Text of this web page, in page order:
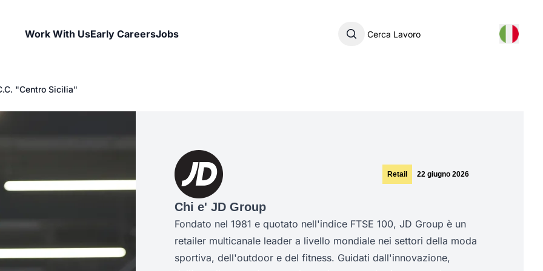
Work With UsEarly CareersJobs Cerca Lavoro
"Centro Sicilia"
Retail 22 giugno 2026
Chi e' JD Group
Fondato nel 1981 e quotato nell'indice FTSE 100, JD Group è un
retailer multicanale leader a livello mondiale nei settori della moda
sportiva, dell'outdoor e del fitness. Guidati dall'innovazione,